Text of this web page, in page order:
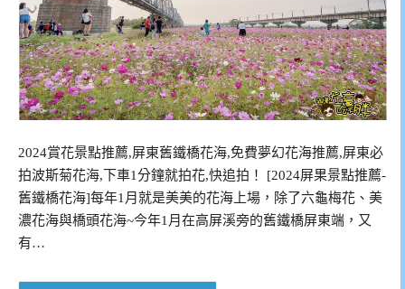
2024賞花景點推薦,屏東舊鐵橋花海,免費夢幻花海推薦,屏東必
拍波斯菊花海,下車1分鐘就拍花,快追拍！ [2024屏果景點推薦-
舊鐵橋花海]每年1月就是美美的花海上場，除了六龜梅花、美
濃花海與橋頭花海~今年1月在高屏溪旁的舊鐵橋屏東端，又
有…